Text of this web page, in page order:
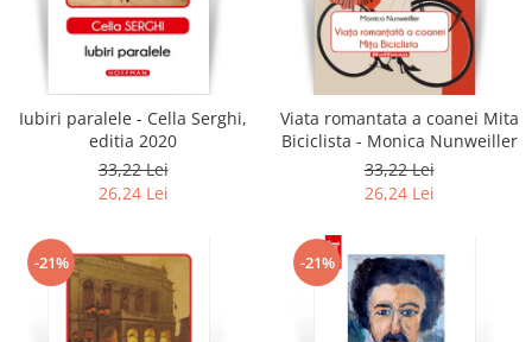
Stiinte umaniste
Sociologie si filozofie
Iubiri paralele - Cella Serghi,
editia 2020
33,22 Lei
26,24 Lei
Viata romantata a coanei Mita
Biciclista - Monica Nunweiller
33,22 Lei
26,24 Lei
-21% -21%